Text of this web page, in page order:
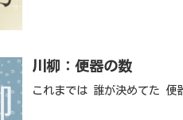
川柳：便器の数
これまでは 誰が決めてた 便